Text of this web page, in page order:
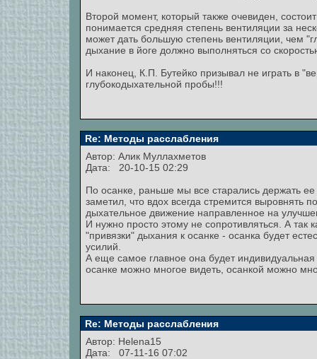
Второй момент, который также очевиден,
понимается средняя степень вентиляции за
может дать большую степень вентиляции, чем
дыхание в йоге должно выполняться со
И наконец, К.П. Бутейко призывал не играть в
глубокодыхательной пробы!!!
Re: Методы расслабления
Автор: Алик Муллахметов
Дата: 20-10-15 02:29
По осанке, раньше мы все старались держать
заметил, что вдох всегда стремится выровнять
дыхательное движение направленное на
И нужно просто этому не сопротивляться. А так
"привязки" дыхания к осанке - осанка будет
усилий.
А еще самое главное она будет
осанке можно многое видеть, осанкой можно
Re: Методы расслабления
Автор: Helena15
Дата: 07-11-16 07:02